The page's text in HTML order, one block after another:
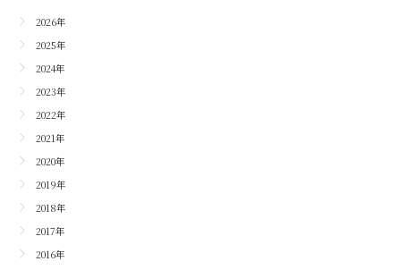
2026年
2025年
2024年
2023年
2022年
2021年
2020年
2019年
2018年
2017年
2016年